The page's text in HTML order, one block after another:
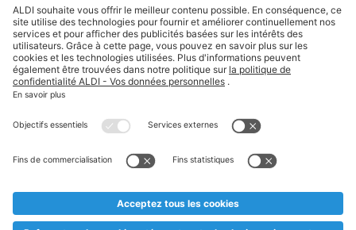
Suivez ALDI Belgique
Textes marqués d'un astérisque et mentions légales
* Nous vendons ces articles temporairement et jusqu'à
au cas où, malgré le planning bien étudié, nous serions
prématurément en rupture de stock. Prix Recupel et TVA incl.
** Sur ce site, l’utilisation de la forme masculine a été adoptée